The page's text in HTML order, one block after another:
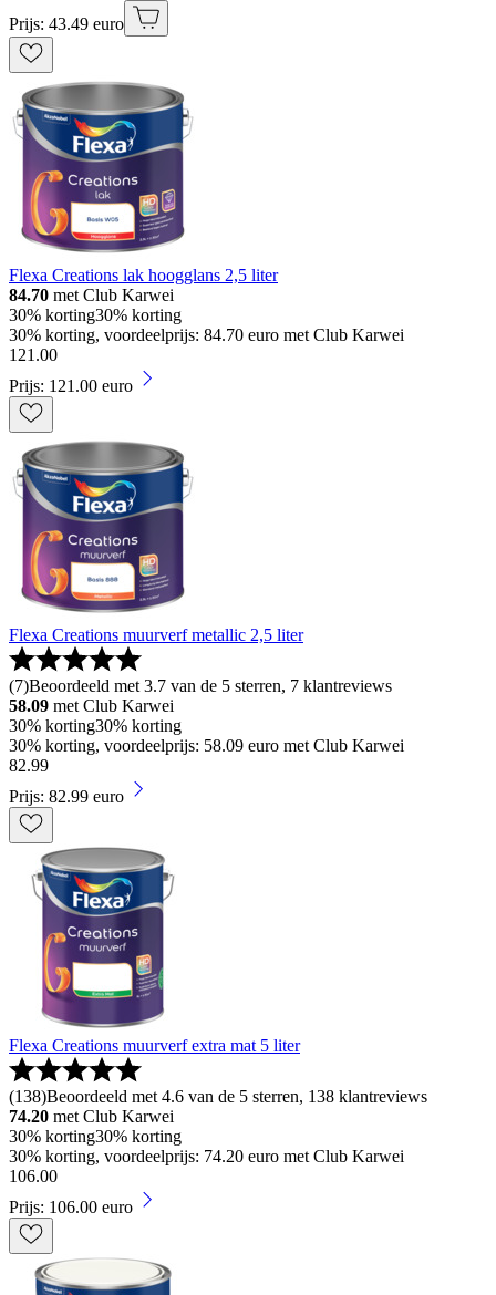
Prijs: 43.49 euro
Flexa Creations lak hoogglans 2,5 liter
84.70 met Club Karwei
30% korting30% korting
30% korting, voordeelprijs: 84.70 euro met Club Karwei
121 .00
Prijs: 121.00 euro
Flexa Creations muurverf metallic 2,5 liter
(7)Beoordeeld met 3.7 van de 5 sterren, 7 klantreviews
58.09 met Club Karwei
30% korting30% korting
30% korting, voordeelprijs: 58.09 euro met Club Karwei
82.99
Prijs: 82.99 euro
Flexa Creations muurverf extra mat 5 liter
(138)Beoordeeld met 4.6 van de 5 sterren, 138 klantreviews
74.20 met Club Karwei
30% korting30% korting
30% korting, voordeelprijs: 74.20 euro met Club Karwei
106.00
Prijs: 106.00 euro